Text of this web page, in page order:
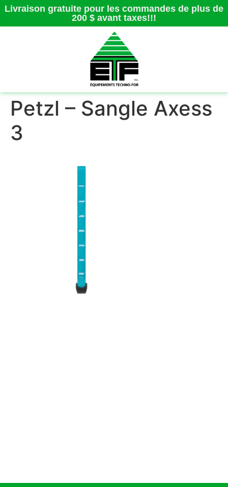
Livraison gratuite pour les commandes de plus de
200 $ avant taxes!!!
Petzl – Sangle Axess
3